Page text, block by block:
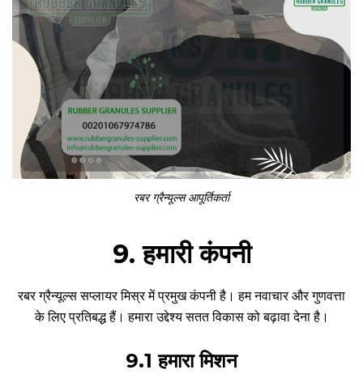
रबर ग्रैन्यूल्स आपूर्तिकर्ता
9. हमारी कंपनी
रबर ग्रैन्यूल्स सप्लायर मिस्र में प्रमुख कंपनी है। हम नवाचार और गुणवत्ता
के लिए प्रतिबद्ध हैं। हमारा उद्देश्य सतत विकास को बढ़ावा देना है।
9.1 हमारा मिशन